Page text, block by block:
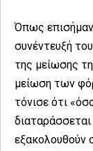
Όπως
συνέντευξή
της μείωσης
μείωση των
τόνισε ότι
εξακολουθούν